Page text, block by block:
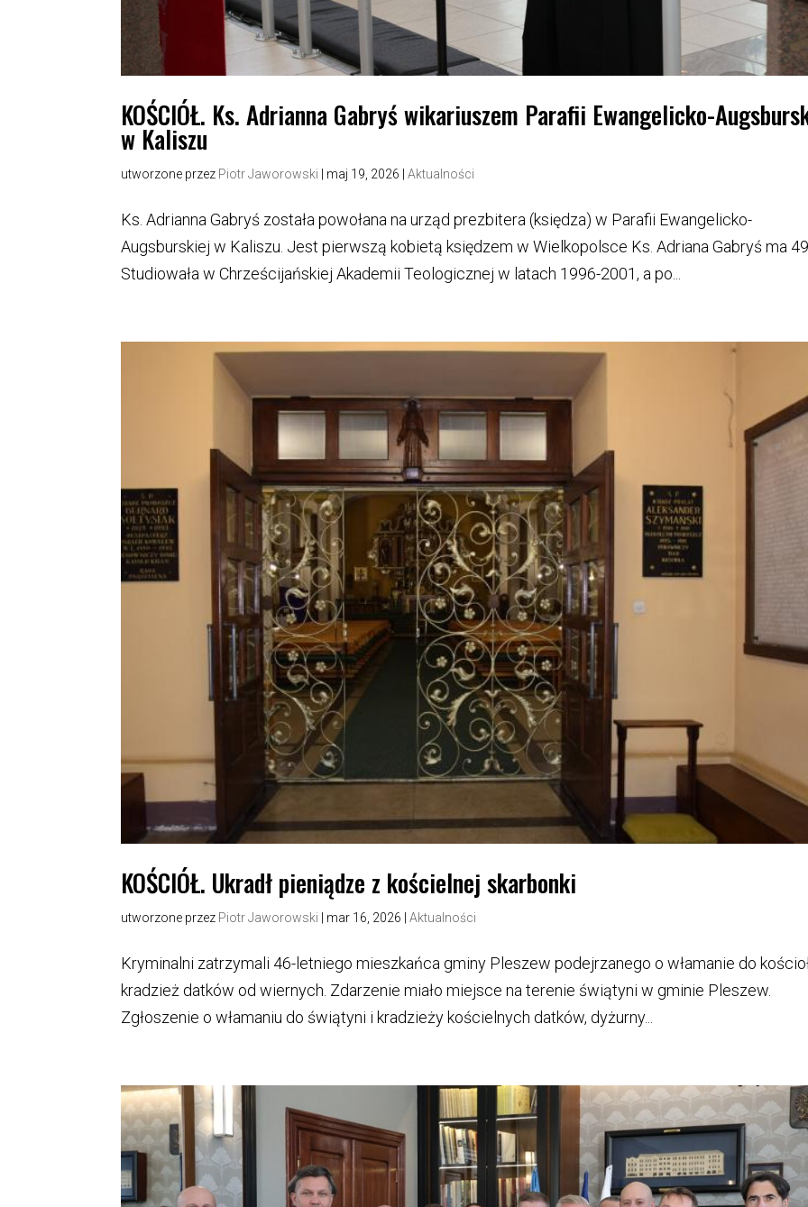
KOŚCIÓŁ. Ks. Adrianna Gabryś wikariuszem Parafii Ewangelicko-
w Kaliszu
utworzone przez Piotr Jaworowski maj 19, 2026 |Aktualności
Ks. Adrianna Gabryś została powołana na urząd prezbitera (księdza) w Parafii Ewangelicko-
Augsburskiej w Kaliszu. Jest pierwszą kobietą księdzem w Wielkopolsce Ks. Adriana Gabryś ma
Studiowała w Chrześcijańskiej Akademii Teologicznej w latach 1996-2001, a po...
KOŚCIÓŁ. Ukradł pieniądze z kościelnej skarbonki
utworzone przez Piotr Jaworowski mar 16, 2026 |Aktualności
Kryminalni zatrzymali 46-letniego mieszkańca gminy Pleszew podejrzanego o włamanie do
kradzież datków od wiernych. Zdarzenie miało miejsce na terenie świątyni w gminie Pleszew.
Zgłoszenie o włamaniu do świątyni i kradzieży kościelnych datków, dyżurny...